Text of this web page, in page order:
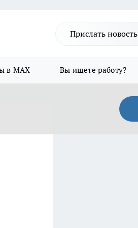
Прислать новость
в MAX Вы ищете работу?